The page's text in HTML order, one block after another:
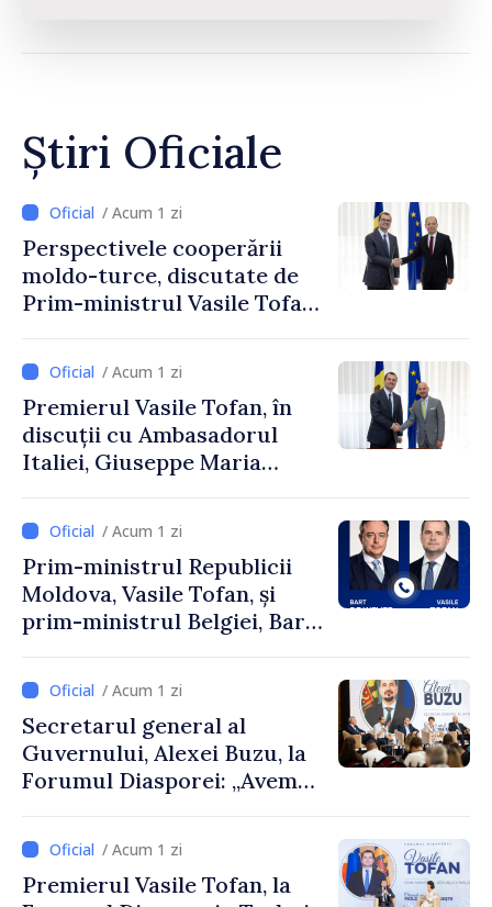
Știri Oficiale
/ Acum 1 zi
Perspectivele cooperării
moldo-turce, discutate de
Prim-ministrul Vasile Tofan
Uygar Mustafa Sertel
/ Acum 1 zi
Premierul Vasile Tofan, în
discuții cu Ambasadorul
Italiei, Giuseppe Maria
/ Acum 1 zi
Prim-ministrul Republicii
Moldova, Vasile Tofan, și
prim-ministrul Belgiei, Bart
despre parcursul european
al Republicii Moldova.
/ Acum 1 zi
Secretarul general al
Guvernului, Alexei Buzu, la
Forumul Diasporei: „Avem
dumneavoastră pentru a
construi comunități mai
puternice”
/ Acum 1 zi
Premierul Vasile Tofan, la